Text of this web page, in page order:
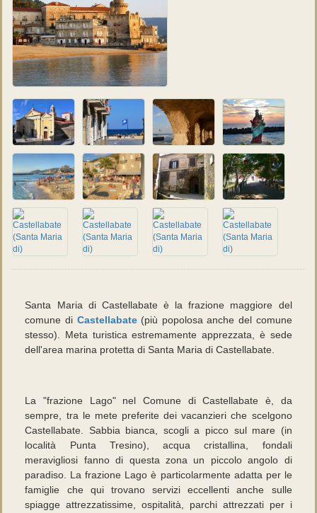
Santa Maria di Castellabate è la frazione maggiore del
comune di Castellabate(più popolosa anche del comune
stesso). Meta turistica estremamente apprezzata, è sede
dell'area marina protetta di Santa Maria di Castellabate.
La "frazione Lago" nel Comune di Castellabate è, da
sempre, tra le mete preferite dei vacanzieri che scelgono
Castellabate. Sabbia bianca, scogli a picco sul mare (in
località Punta Tresino), acqua cristallina, fondali
meravigliosi fanno di questa zona un piccolo angolo di
paradiso. La frazione Lago è particolarmente adatta per le
famiglie che qui trovano servizi eccellenti anche sulle
spiagge attrezzatissime, ospitalità, parchi attrezzati per i